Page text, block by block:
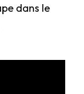
dans le